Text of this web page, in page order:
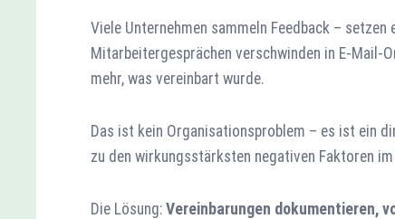
Viele Unternehmen sammeln Feedback – setzen
Mitarbeitergesprächen verschwinden in E-Mail-
mehr, was vereinbart wurde.
Das ist kein Organisationsproblem – es ist ein
zu den wirkungsstärksten negativen Faktoren
Die Lösung: Vereinbarungen dokumentieren,